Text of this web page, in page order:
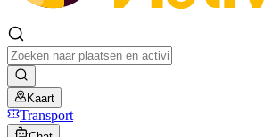
Kaart
Transport